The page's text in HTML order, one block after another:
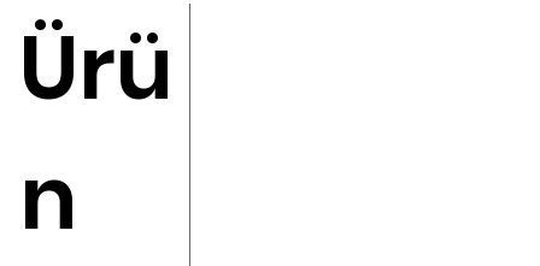
Ürü
n